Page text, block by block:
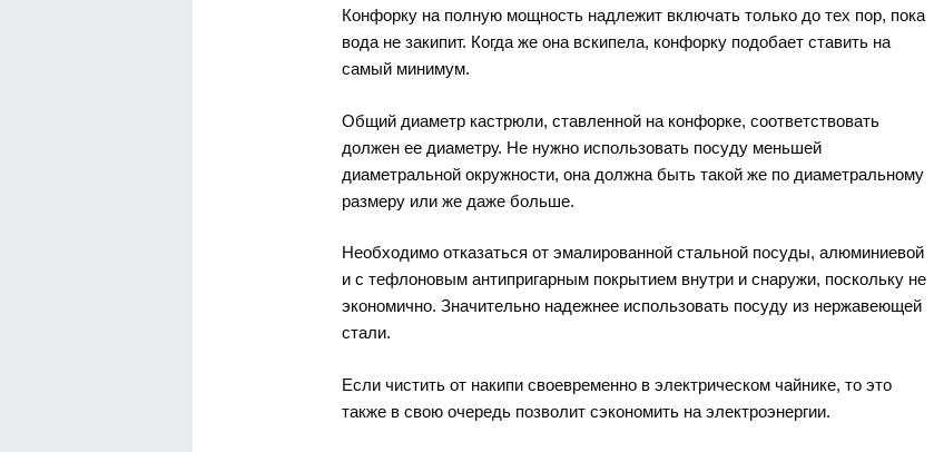
Конфорку на полную мощность надлежит включать только до тех пор, пока
вода не закипит. Когда же она вскипела, конфорку подобает ставить на
самый минимум.
Общий диаметр кастрюли, ставленной на конфорке, соответствовать
должен ее диаметру. Не нужно использовать посуду меньшей
диаметральной окружности, она должна быть такой же по диаметральному
размеру или же даже больше.
Необходимо отказаться от эмалированной стальной посуды, алюминиевой
и с тефлоновым антипригарным покрытием внутри и снаружи, поскольку не
экономично. Значительно надежнее использовать посуду из нержавеющей
стали.
Если чистить от накипи своевременно в электрическом чайнике, то это
также в свою очередь позволит сэкономить на электроэнергии.